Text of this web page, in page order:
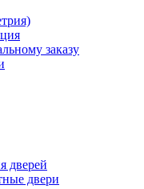
заказу
дверей
двери